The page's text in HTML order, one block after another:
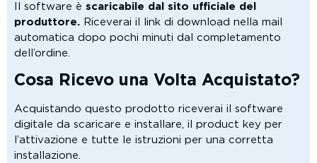
Il software è scaricabile dal sito ufficiale del
produttore. Riceverai il link di download nella mail
automatica dopo pochi minuti dal completamento
dell’ordine.
Cosa Ricevo una Volta Acquistato?
Acquistando questo prodotto riceverai il software
digitale da scaricare e installare, il product key per
l’attivazione e tutte le istruzioni per una corretta
installazione.